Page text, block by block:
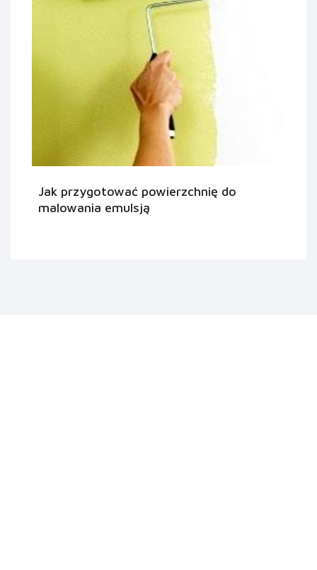
Jak przygotować powierzchnię do
malowania emulsją